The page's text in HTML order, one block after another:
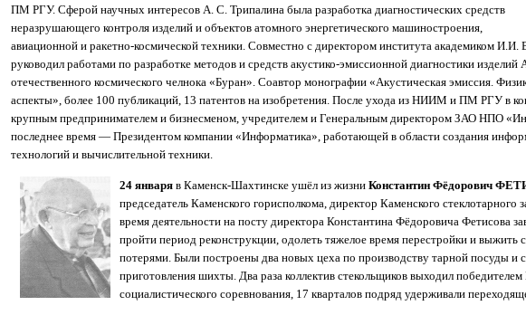
ПМ РГУ. Сферой научных интересов А. С. Трипалина была разработка диагностических средств
неразрушающего контроля изделий и объектов атомного энергетического машиностроения,
авиационной и ракетно-космической техники. Совместно с директором института академиком И.И.
руководил работами по разработке методов и средств акустико-эмиссионной диагностики
отечественного космического челнока «Буран». Соавтор монографии «Акустическая эмиссия.
аспекты», более 100 публикаций, 13 патентов на изобретения. После ухода из НИИМ и ПМ РГУ в
крупным предпринимателем и бизнесменом, учредителем и Генеральным директором ЗАО НПО
последнее время — Президентом компании «Информатика», работающей в области создания
технологий и вычислительной техники.
24 января в Каменск-Шахтинске ушёл из жизни Константин Фёдорович
председатель Каменского горисполкома, директор Каменского стеклотарного
время деятельности на посту директора Константина Фёдоровича Фетисова
пройти период реконструкции, одолеть тяжелое время перестройки и выжить
потерями. Были построены два новых цеха по производству тарной посуды и
приготовления шихты. Два раза коллектив стекольщиков выходил победителем
социалистического соревнования, 17 кварталов подряд удерживали